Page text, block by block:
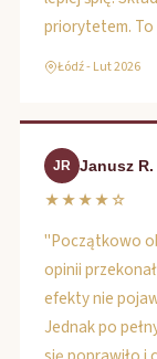
priorytetem.
Łódź - Lut 2026
JR Janusz R.
★★★★☆
"Początkowo
opinii
efekty nie
Jednak po